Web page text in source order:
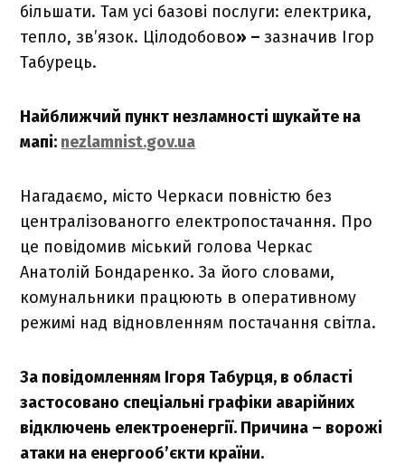
більшати. Там усі базові послуги: електрика,
тепло, зв’язок. Цілодобово» –зазначив Ігор
Табурець.
Найближчий пункт незламності шукайте на
мапі: nezlamnist.gov.ua
Нагадаємо, місто Черкаси повністю без
централізованогго електропостачання. Про
це повідомив міський голова Черкас
Анатолій Бондаренко. За його словами,
комунальники працюють в оперативному
режимі над відновленням постачання світла.
За повідомленням Ігоря Табурця, в області
застосовано спеціальні графіки аварійних
відключень електроенергії. Причина – ворожі
атаки на енергооб’єкти країни.